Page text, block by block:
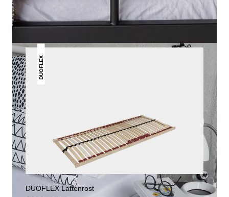
GEFALLEN
DUOFLEX
DUOFLEX Lattenrost